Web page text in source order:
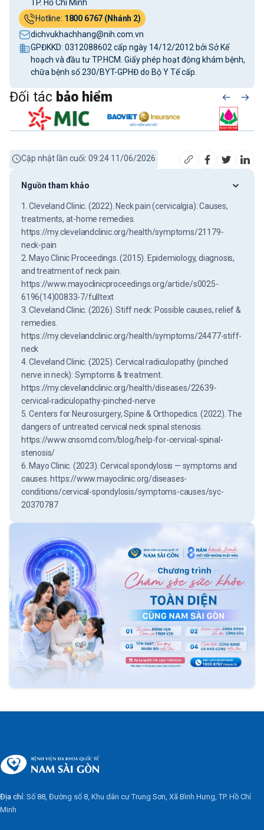
TP. Hồ Chí Minh
Hotline: 1800 6767 (Nhánh 2)
dichvukhachhang@nih.com.vn
GPĐKKD: 0312088602 cấp ngày 14/12/2012 bởi Sở Kế
hoạch và đầu tư TP.HCM. Giấy phép hoạt động khám bệnh,
chữa bệnh số 230/BYT-GPHĐ do Bộ Y Tế cấp.
Đối tác bảo hiểm
Cập nhật lần cuối: 09:24 11/06/2026
Nguồn tham khảo
1. Cleveland Clinic. (2022). Neck pain (cervicalgia): Causes,
treatments, at-home remedies.
https://my.clevelandclinic.org/health/symptoms/21179-
neck-pain
2. Mayo Clinic Proceedings. (2015). Epidemiology, diagnosis,
and treatment of neck pain.
https://www.mayoclinicproceedings.org/article/s0025-
6196(14)00833-7/fulltext
3. Cleveland Clinic. (2026). Stiff neck: Possible causes, relief &
remedies.
https://my.clevelandclinic.org/health/symptoms/24477-stiff-
neck
4. Cleveland Clinic. (2025). Cervical radiculopathy (pinched
nerve in neck): Symptoms & treatment.
https://my.clevelandclinic.org/health/diseases/22639-
cervical-radiculopathy-pinched-nerve
5. Centers for Neurosurgery, Spine & Orthopedics. (2022). The
dangers of untreated cervical neck spinal stenosis.
https://www.cnsomd.com/blog/help-for-cervical-spinal-
stenosis/
6. Mayo Clinic. (2023). Cervical spondylosis — symptoms and
causes. https://www.mayoclinic.org/diseases-
conditions/cervical-spondylosis/symptoms-causes/syc-
20370787
Địa chỉ: Số 88, Đường số 8, Khu dân cư Trung Sơn, Xã Bình Hưng, TP. Hồ Chí
Minh